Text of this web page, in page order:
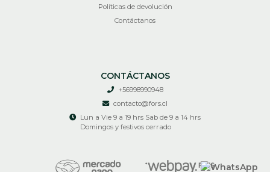
Políticas de devolución
Contáctanos
CONTÁCTANOS
+56998990948
contacto@fors.cl
Lun a Vie 9 a 19 hrs Sab de 9 a 14 hrs
Domingos y festivos cerrado